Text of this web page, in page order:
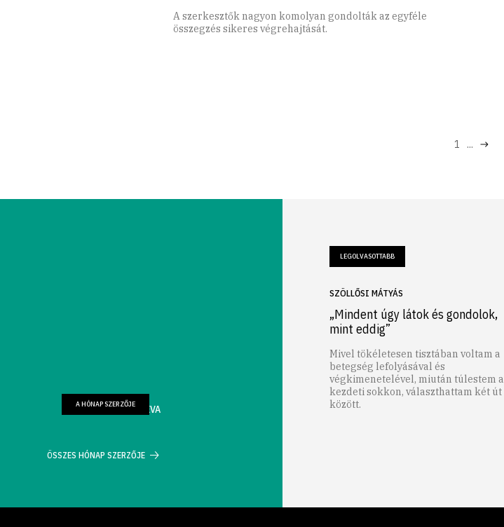
A szerkesztők nagyon komolyan gondolták az egyféle
összegzés sikeres végrehajtását.
1 ...
FARKAS WELLMANN ÉVA
A HÓNAP SZERZŐJE
ÖSSZES HÓNAP SZERZŐJE
LEGOLVASOTTABB
SZÖLLŐSI MÁTYÁS
„Mindent úgy látok és gondolok,
mint eddig”
Mivel tökéletesen tisztában voltam a
betegség lefolyásával és
végkimenetelével, miután túlestem a
kezdeti sokkon, választhattam két út
között.